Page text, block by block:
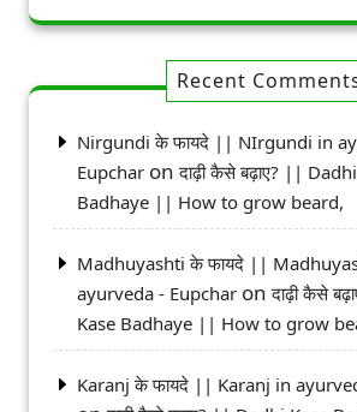
Recent
Nirgundi के फायदे || NIrgundi in
Eupchar onदाढ़ी कैसे बढ़ाए? ||
Badhaye || How to grow beard,
Madhuyashti के फायदे ||
ayurveda - Eupchar onदाढ़ी कैसे
Kase Badhaye || How to grow
Karanj के फायदे || Karanj in